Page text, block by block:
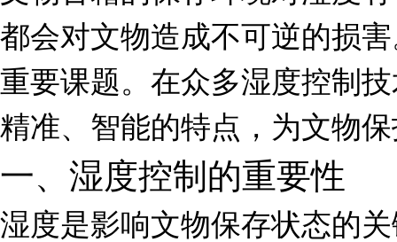
都会对文物造成不可逆的损
重要课题。在众多湿度控制
精准、智能的特点，为文物
一、湿度控制的重要性
湿度是影响文物保存状态的